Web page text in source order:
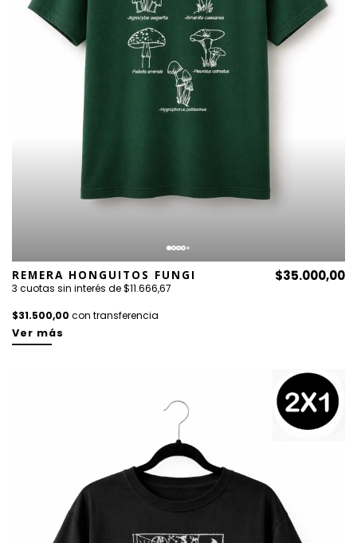
REMERA HONGUITOS FUNGI
3 cuotas sin interés de $11.666,67
$31.500,00 con transferencia
$35.000,00
Ver más